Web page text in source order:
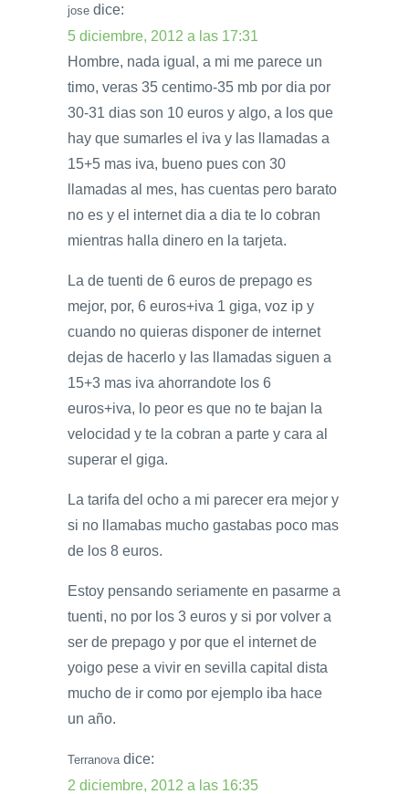
jose dice:
5 diciembre, 2012 a las 17:31
Hombre, nada igual, a mi me parece un
timo, veras 35 centimo-35 mb por dia por
30-31 dias son 10 euros y algo, a los que
hay que sumarles el iva y las llamadas a
15+5 mas iva, bueno pues con 30
llamadas al mes, has cuentas pero barato
no es y el internet dia a dia te lo cobran
mientras halla dinero en la tarjeta.
La de tuenti de 6 euros de prepago es
mejor, por, 6 euros+iva 1 giga, voz ip y
cuando no quieras disponer de internet
dejas de hacerlo y las llamadas siguen a
15+3 mas iva ahorrandote los 6
euros+iva, lo peor es que no te bajan la
velocidad y te la cobran a parte y cara al
superar el giga.
La tarifa del ocho a mi parecer era mejor y
si no llamabas mucho gastabas poco mas
de los 8 euros.
Estoy pensando seriamente en pasarme a
tuenti, no por los 3 euros y si por volver a
ser de prepago y por que el internet de
yoigo pese a vivir en sevilla capital dista
mucho de ir como por ejemplo iba hace
un año.
Terranova dice:
2 diciembre, 2012 a las 16:35